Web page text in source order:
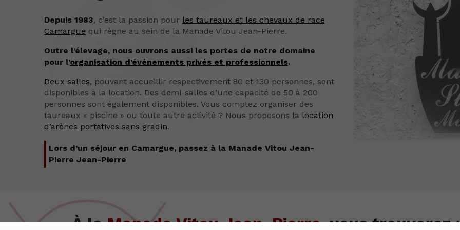
Depuis 1983, c’est la passion pour les taureaux et les chevaux de race
Camargue qui règne au sein de la Manade Vitou Jean-Pierre.
Outre l’élevage, nous ouvrons aussi les portes de notre domaine
pour l’organisation d’événements privés et professionnels.
Deux salles, pouvant accueillir respectivement 80 et 130 personnes, sont
disponibles à la location. Des demi-salles d’une capacité de 50 à 200
personnes sont également disponibles. Vous comptez organiser des
taureaux « piscine » ou toute autre activité ? Nous proposons la location
d’arènes portatives sans gradin.
Lors d’un séjour en Camargue, passez à la Manade Vitou Jean-
Pierre Jean-Pierre
À laManade Vitou Jean-Pierre,vous trouverez: